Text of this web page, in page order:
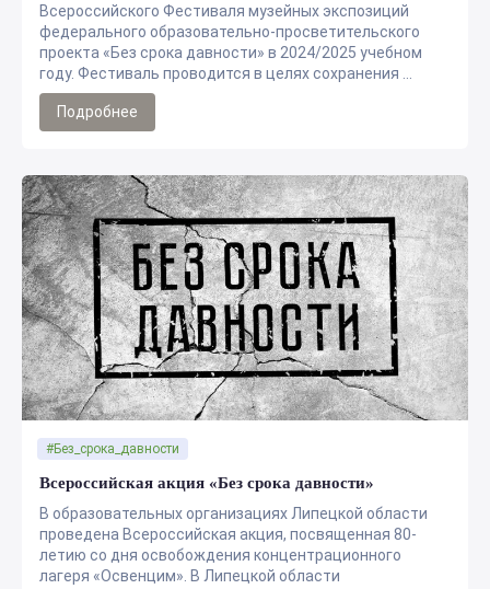
Всероссийского Фестиваля музейных экспозиций
федерального образовательно-просветительского
проекта «Без срока давности» в 2024/2025 учебном
году. Фестиваль проводится в целях сохранения ...
Подробнее
Всероссийская акция «Без срока давности»
В образовательных организациях Липецкой области
проведена Всероссийская акция, посвященная 80-
летию со дня освобождения концентрационного
лагеря «Освенцим». В Липецкой области
#Без_срока_давности